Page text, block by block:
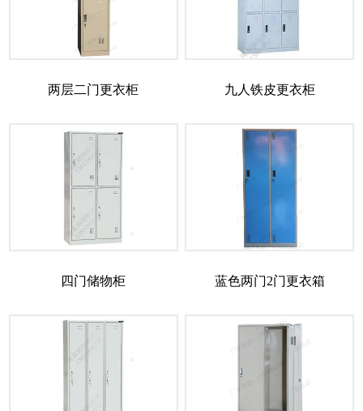
两层二门更衣柜 九人铁皮更衣柜
四门储物柜 蓝色两门2门更衣箱